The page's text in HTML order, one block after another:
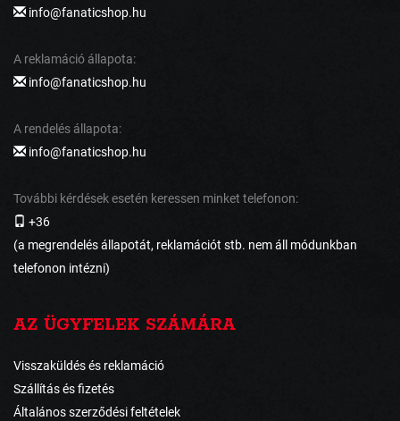
info@fanaticshop.hu
A reklamáció állapota:
info@fanaticshop.hu
A rendelés állapota:
info@fanaticshop.hu
További kérdések esetén keressen minket telefonon:
+36
(a megrendelés állapotát, reklamációt stb. nem áll módunkban
telefonon intézni)
AZ ÜGYFELEK SZÁMÁRA
Visszaküldés és reklamáció
Szállítás és fizetés
Általános szerződési feltételek